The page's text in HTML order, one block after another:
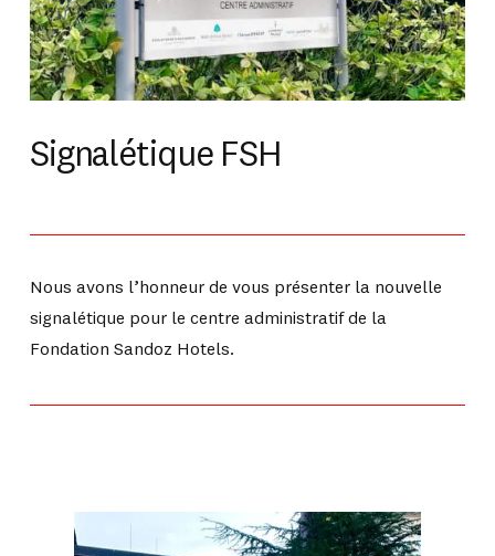
Signalétique FSH
Nous avons l’honneur de vous présenter la nouvelle
signalétique pour le centre administratif de la
Fondation Sandoz Hotels.